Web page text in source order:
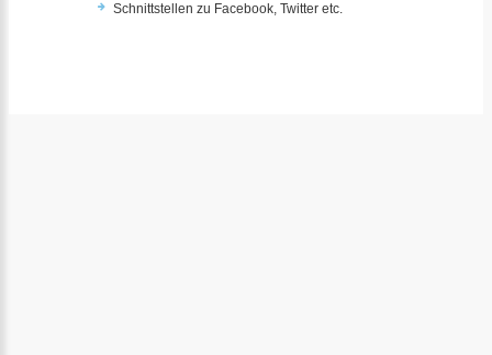
Schnittstellen zu Facebook, Twitter etc.